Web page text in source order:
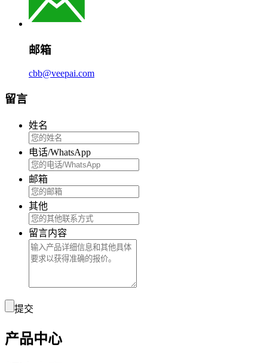
邮箱
cbb@veepai.com
留言
姓名
电话/WhatsApp
邮箱
其他
留言内容
提交
产品中心